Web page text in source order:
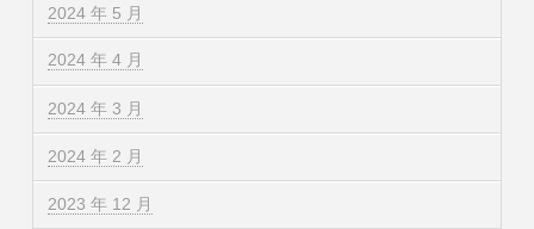
2024 年 5 月
2024 年 4 月
2024 年 3 月
2024 年 2 月
2023 年 12 月